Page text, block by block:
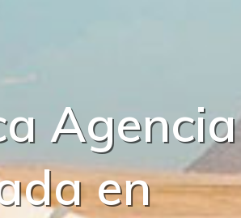
a Agencia
da en